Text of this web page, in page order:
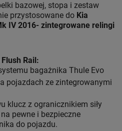
bazowej, stopa i zestaw
przystosowane do Kia
IV 2016- zintegrowane relingi
Rail :
bagażnika Thule Evo
pojazdach ze zintegrowanymi
klucz z ogranicznikiem siły
pewne i bezpieczne
do pojazdu.